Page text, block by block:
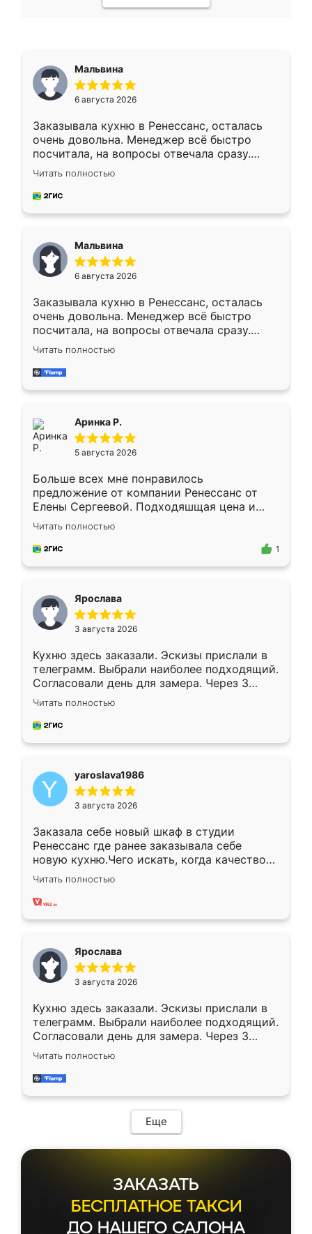
Мальвина
6 августа 2026
Заказывала кухню в Ренессанс, осталась
очень довольна. Менеджер всё быстро
посчитала, на вопросы отвечала сразу.
Замерщик приехал в субботу, подошёл к
делу со всей ответственностью. Собрали
за день, ребята работали аккуратно, даже
Читать полностью
Мальвина
6 августа 2026
Заказывала кухню в Ренессанс, осталась
очень довольна. Менеджер всё быстро
посчитала, на вопросы отвечала сразу.
Замерщик приехал в субботу, подошёл к
делу со всей ответственностью. Собрали
за день, ребята работали аккуратно, даже
Читать полностью
Аринка Р.
5 августа 2026
Больше всех мне понравилось
предложение от компании Ренессанс от
Елены Сергеевой. Подходяшщая цена и
короткие сроки изготовления. Приехавший
для замера сотрудник Владислав
предложил по моему эскизу самый
Читать полностью
1
Ярослава
3 августа 2026
Кухню здесь заказали. Эскизы прислали в
телеграмм. Выбрали наиболее подходящий.
Согласовали день для замера. Через 3
недели кухня была уже готова. Остались
довольны работой. Спасибо Ренессанс
мебель за качественную работу!
Читать полностью
yaroslava1986
3 августа 2026
Заказала себе новый шкаф в студии
Ренессанс где ранее заказывала себе
новую кухню.Чего искать, когда качеством
вполне довольна. Служит кухня уже почти
два года, нареканий нет.
Читать полностью
Ярослава
3 августа 2026
Кухню здесь заказали. Эскизы прислали в
телеграмм. Выбрали наиболее подходящий.
Согласовали день для замера. Через 3
недели кухня была уже готова. Остались
довольны работой. Спасибо Ренессанс
мебель за качественную работу!
Читать полностью
Еще
ЗАКАЗАТЬ
БЕСПЛАТНОЕ ТАКСИ
ДО НАШЕГО САЛОНА